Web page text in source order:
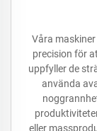
Våra
precision för
uppfyller de
använda
eller